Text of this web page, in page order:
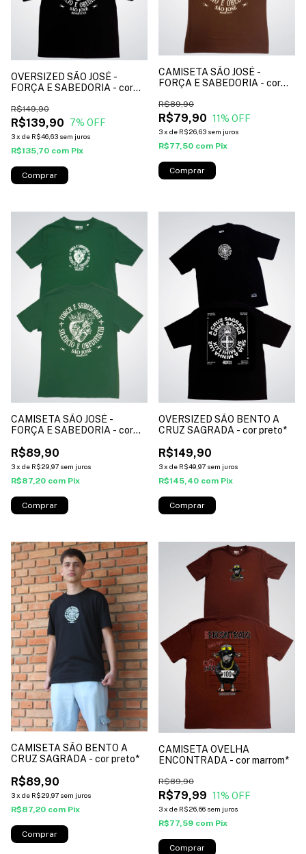
OVERSIZED SÃO JOSÉ -
FORÇA E SABEDORIA - cor
R$139,90
R$149,90
7% OFF
3x de R$46,63 sem juros
R$135,70 com Pix
Comprar
CAMISETA SÃO JOSÉ -
FORÇA E SABEDORIA - cor
R$79,90
R$89,90
11% OFF
3x de R$26,63 sem juros
R$77,50 com Pix
Comprar
CAMISETA SÃO JOSÉ -
FORÇA E SABEDORIA - cor
R$89,90
3x de R$29,97 sem juros
R$87,20 com Pix
Comprar
OVERSIZED SÃO BENTO A
CRUZ SAGRADA - cor preto*
R$149,90
3x de R$49,97 sem juros
R$145,40 com Pix
Comprar
CAMISETA SÃO BENTO A
CRUZ SAGRADA - cor preto*
R$89,90
3x de R$29,97 sem juros
R$87,20 com Pix
Comprar
CAMISETA OVELHA
ENCONTRADA - cor marrom*
R$79,99
R$89,90
11% OFF
3x de R$26,66 sem juros
R$77,59 com Pix
Comprar